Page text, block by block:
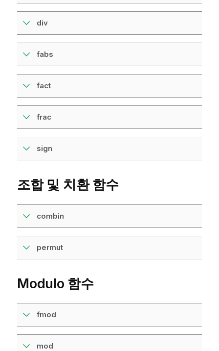
div
fabs
fact
frac
sign
조합 및 치환 함수
combin
permut
Modulo 함수
fmod
mod